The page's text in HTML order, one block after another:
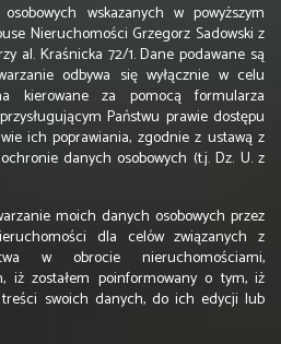
wskazanych w powyższym
Nieruchomości Grzegorz Sadowski z
al. Kraśnicka 72/1. Dane podawane są
odbywa się wyłącznie w celu
kierowane za pomocą formularza
Państwu prawie dostępu
ich poprawiania, zgodnie z ustawą z
danych osobowych (t.j. Dz. U. z
moich danych osobowych przez
dla celów związanych z
w obrocie nieruchomościami,
iż zostałem poinformowany o tym, iż
swoich danych, do ich edycji lub